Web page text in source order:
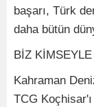
başarı, Türk
daha bütün
BİZ
Kahraman
TCG